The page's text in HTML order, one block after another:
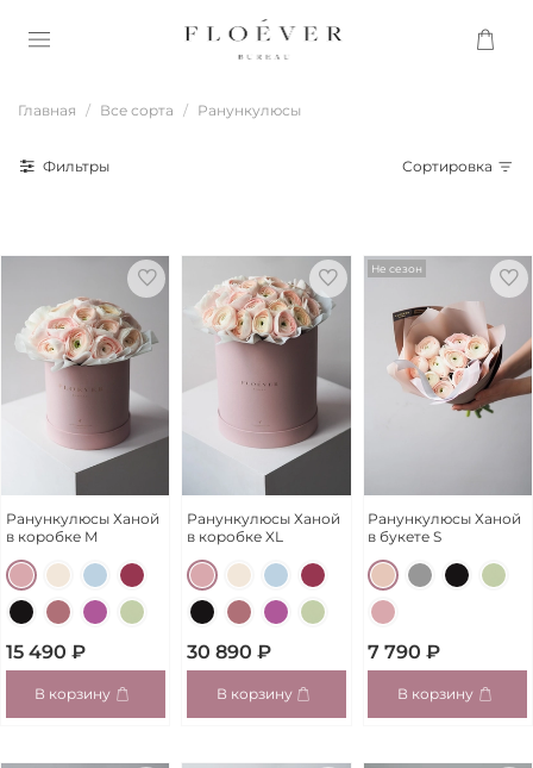
Главная Все сорта Ранункулюсы
Фильтры Сортировка
Ранункулюсы Ханой
в коробке M
15 490 ₽
В корзину
Ранункулюсы Ханой
в коробке XL
30 890 ₽
В корзину
Не сезон
Ранункулюсы Ханой
в букете S
7 790 ₽
В корзину